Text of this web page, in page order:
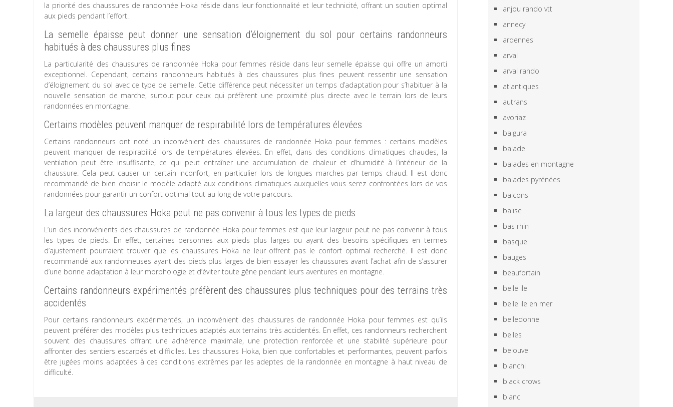
la priorité des chaussures de randonnée Hoka réside dans leur fonctionnalité et leur technicité, offrant un soutien optimal
aux pieds pendant l’effort.
La semelle épaisse peut donner une sensation d’éloignement du sol pour certains randonneurs
habitués à des chaussures plus fines
La particularité des chaussures de randonnée Hoka pour femmes réside dans leur semelle épaisse qui offre un amorti
exceptionnel. Cependant, certains randonneurs habitués à des chaussures plus fines peuvent ressentir une sensation
d’éloignement du sol avec ce type de semelle. Cette différence peut nécessiter un temps d’adaptation pour s’habituer à la
nouvelle sensation de marche, surtout pour ceux qui préfèrent une proximité plus directe avec le terrain lors de leurs
randonnées en montagne.
Certains modèles peuvent manquer de respirabilité lors de températures élevées
Certains randonneurs ont noté un inconvénient des chaussures de randonnée Hoka pour femmes : certains modèles
peuvent manquer de respirabilité lors de températures élevées. En effet, dans des conditions climatiques chaudes, la
ventilation peut être insuffisante, ce qui peut entraîner une accumulation de chaleur et d’humidité à l’intérieur de la
chaussure. Cela peut causer un certain inconfort, en particulier lors de longues marches par temps chaud. Il est donc
recommandé de bien choisir le modèle adapté aux conditions climatiques auxquelles vous serez confrontées lors de vos
randonnées pour garantir un confort optimal tout au long de votre parcours.
La largeur des chaussures Hoka peut ne pas convenir à tous les types de pieds
L’un des inconvénients des chaussures de randonnée Hoka pour femmes est que leur largeur peut ne pas convenir à tous
les types de pieds. En effet, certaines personnes aux pieds plus larges ou ayant des besoins spécifiques en termes
d’ajustement pourraient trouver que les chaussures Hoka ne leur offrent pas le confort optimal recherché. Il est donc
recommandé aux randonneuses ayant des pieds plus larges de bien essayer les chaussures avant l’achat afin de s’assurer
d’une bonne adaptation à leur morphologie et d’éviter toute gêne pendant leurs aventures en montagne.
Certains randonneurs expérimentés préfèrent des chaussures plus techniques pour des terrains très
accidentés
Pour certains randonneurs expérimentés, un inconvénient des chaussures de randonnée Hoka pour femmes est qu’ils
peuvent préférer des modèles plus techniques adaptés aux terrains très accidentés. En effet, ces randonneurs recherchent
souvent des chaussures offrant une adhérence maximale, une protection renforcée et une stabilité supérieure pour
affronter des sentiers escarpés et difficiles. Les chaussures Hoka, bien que confortables et performantes, peuvent parfois
être jugées moins adaptées à ces conditions extrêmes par les adeptes de la randonnée en montagne à haut niveau de
difficulté.
anjou rando vtt
annecy
ardennes
arval
arval rando
atlantiques
autrans
avoriaz
baigura
balade
balades en montagne
balades pyrénées
balcons
balise
bas rhin
basque
bauges
beaufortain
belle ile
belle ile en mer
belledonne
belles
belouve
bianchi
black crows
blanc